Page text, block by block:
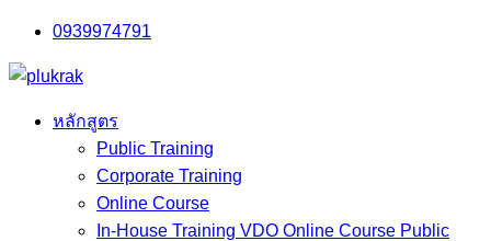
Skip
content
0939974791
หลักสูตร
Public Training
Corporate Training
Online Course
In-House Training VDO Online Course Public